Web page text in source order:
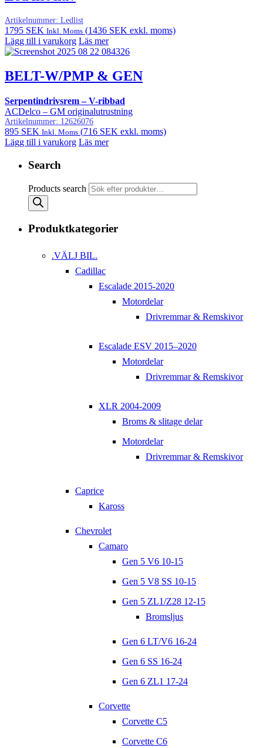
Artikelnummer: Ledlist
1795 SEK Inkl. Moms (1436 SEK exkl. moms)
Lägg till i varukorg Läs mer
BELT-W/PMP & GEN
Serpentindrivsrem – V-ribbad
ACDelco – GM originalutrustning
Artikelnummer: 12626076
895 SEK Inkl. Moms (716 SEK exkl. moms)
Lägg till i varukorg Läs mer
Search
Products search
Produktkategorier
.VÄLJ BIL.
Cadillac
Escalade 2015-2020
Motordelar
Drivremmar & Remskivor
Escalade ESV 2015–2020
Motordelar
Drivremmar & Remskivor
XLR 2004-2009
Broms & slitage delar
Motordelar
Drivremmar & Remskivor
Caprice
Kaross
Chevrolet
Camaro
Gen 5 V6 10-15
Gen 5 V8 SS 10-15
Gen 5 ZL1/Z28 12-15
Bromsljus
Gen 6 LT/V6 16-24
Gen 6 SS 16-24
Gen 6 ZL1 17-24
Corvette
Corvette C5
Corvette C6